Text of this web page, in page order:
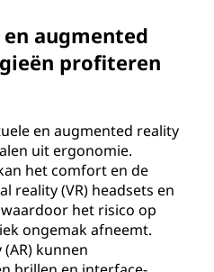
augmented
profiteren
en augmented reality
uit ergonomie.
het comfort en de
reality (VR) headsets en
het risico op
ongemak afneemt.
kunnen